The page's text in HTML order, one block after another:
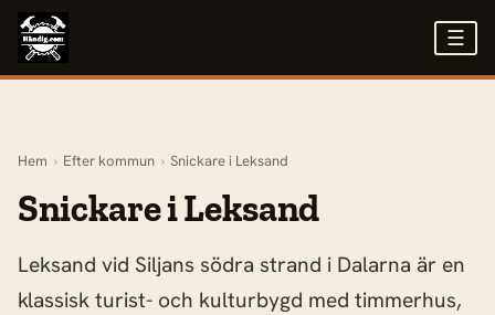
☰
Hem › Efter kommun › Snickare i Leksand
Snickare i Leksand
Leksand vid Siljans södra strand i Dalarna är en
klassisk turist- och kulturbygd med timmerhus,